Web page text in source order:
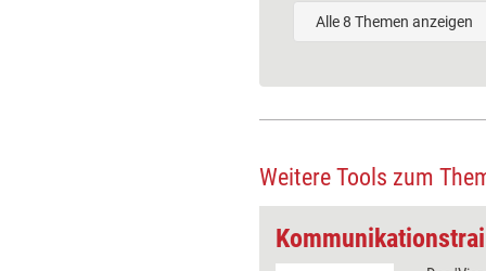
Alle 8 Themen anzeigen
Weitere Tools zum